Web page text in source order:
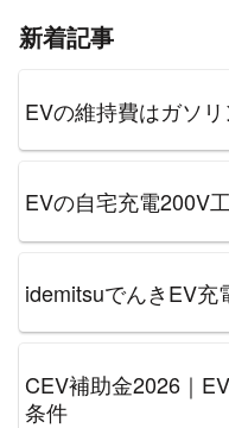
新着記事
EVの維持費はガソ
EVの自宅充電200V
idemitsuでんきEV充
CEV補助金2026｜
条件